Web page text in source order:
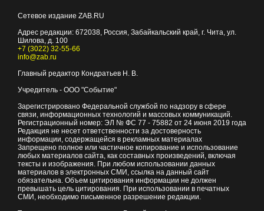
Сетевое издание ZAB.RU
Адрес редакции: 672038, Россия, Забайкальский край, г. Чита, ул.
Шилова, д. 100
+7 (3022) 32-55-66
info@zab.ru
Главный редактор Кондратьев Н. В.
Учредитель - ООО "Событие"
Зарегистрировано Федеральной службой по надзору в сфере
связи, информационных технологий и массовых коммуникаций.
Регистрационный номер: ЭЛ № ФС 77 - 75882 от 24 июня 2019 года
Редакция не несет ответственности за достоверность
информации, содержащейся в рекламных материалах
Запрещено полное или частичное копирование и использование
любых материалов сайта, как составных произведений, включая
тексты и изображения. При любом использовании данных
материалов в электронных СМИ, ссылка на данный сайт
обязательна. Объем цитирования информации не должен
превышать цель цитирования. При использовании в печатных
СМИ, необходимо письменное разрешение редакции.